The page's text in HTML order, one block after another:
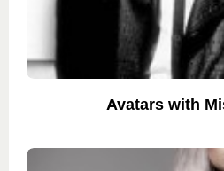
Avatars with